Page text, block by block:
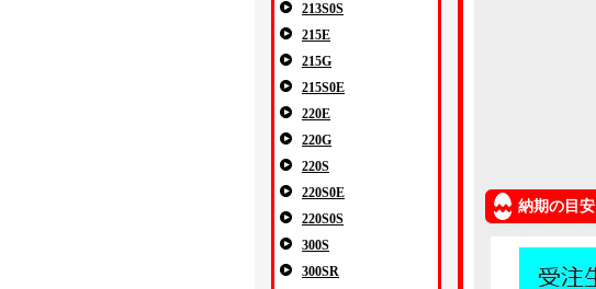
213S0S
215E
215G
215S0E
220E
220G
220S
220S0E
220S0S
300S
300SR
納期の目安